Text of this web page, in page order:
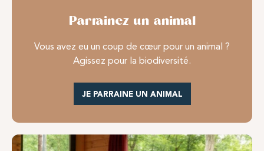
Parrainez un animal
Vous avez eu un coup de cœur pour un animal ?
Agissez pour la biodiversité.
JE PARRAINE UN ANIMAL